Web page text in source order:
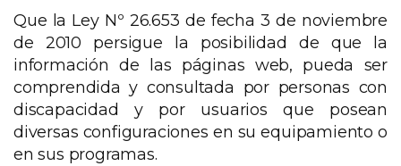
Que la Ley Nº 26.653 de fecha 3 de noviembre
de 2010 persigue la posibilidad de que la
información de las páginas web, pueda ser
comprendida y consultada por personas con
discapacidad y por usuarios que posean
diversas configuraciones en su equipamiento o
en sus programas.